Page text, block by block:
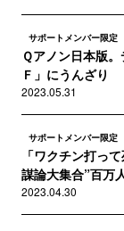
サポートメンバー限定
Ｑアノン日本版
Ｆ」にうんざり
2023.05.31
サポートメンバー限定
「ワクチン打っ
謀論大集合”百万
2023.04.30